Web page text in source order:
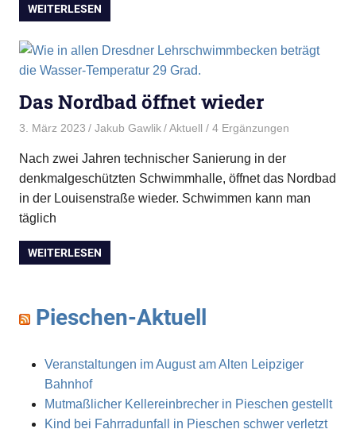
WEITERLESEN
Das Nordbad öffnet wieder
3. März 2023 Jakub Gawlik Aktuell / 4 Ergänzungen
Nach zwei Jahren technischer Sanierung in der
denkmalgeschützten Schwimmhalle, öffnet das Nordbad
in der Louisenstraße wieder. Schwimmen kann man
täglich
WEITERLESEN
Pieschen-Aktuell
Veranstaltungen im August am Alten Leipziger
Bahnhof
Mutmaßlicher Kellereinbrecher in Pieschen gestellt
Kind bei Fahrradunfall in Pieschen schwer verletzt